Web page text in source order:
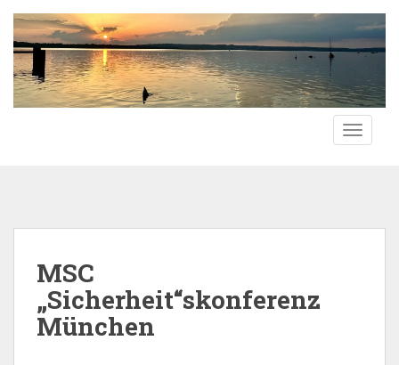
MSC
„Sicherheit“skonferenz
München